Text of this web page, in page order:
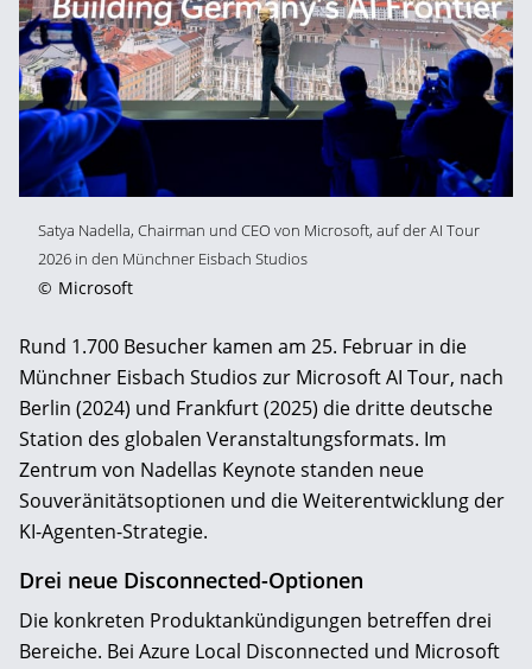
Satya Nadella, Chairman und CEO von Microsoft, auf der AI Tour
2026 in den Münchner Eisbach Studios
© Microsoft
Rund 1.700 Besucher kamen am 25. Februar in die
Münchner Eisbach Studios zur Microsoft AI Tour, nach
Berlin (2024) und Frankfurt (2025) die dritte deutsche
Station des globalen Veranstaltungsformats. Im
Zentrum von Nadellas Keynote standen neue
Souveränitätsoptionen und die Weiterentwicklung der
KI-Agenten-Strategie.
Drei neue Disconnected-Optionen
Die konkreten Produktankündigungen betreffen drei
Bereiche. Bei Azure Local Disconnected und Microsoft